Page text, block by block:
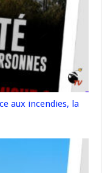
aux incendies, la